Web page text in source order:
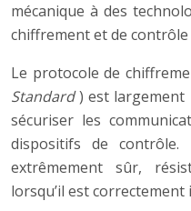
mécanique à des
chiffrement et de contrôle
Le protocole de
Standard) est largement
sécuriser les
dispositifs de contrôle.
extrêmement sûr,
lorsqu’il est correctement